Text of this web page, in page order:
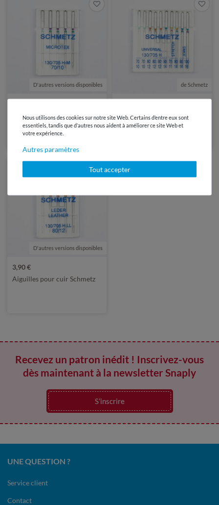
de Schmetz
D'autres versions disponibles
Aiguilles Schmetz Microtex
de Schmetz
Schmetz Set - Aiguilles
universelles, Stretch et Jeans
de Schmetz
D'autres versions disponibles
3,90 €
Aiguilles pour cuir Schmetz
Recevez un patron inédit ! Inscrivez-vous
dès maintenant à la newsletter Snaply
S’inscrire
Nous utilisons des cookies sur notre site Web. Certains d’entre eux sont
essentiels, tandis que d’autres nous aident à améliorer ce site Web et
votre expérience.
Autres paramètres
Tout accepter
UNE QUESTION ?
Service client
Contact